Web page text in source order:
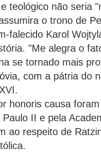
teológico não seria
o trono de
falecido Karol
"Me alegra o
se tornado mais
com a pátria do
honoris causa
II e pela
ao respeito de